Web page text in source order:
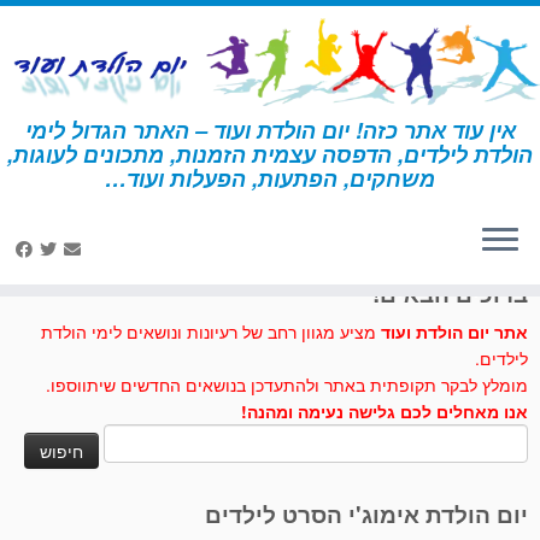
דלג
לתוכן
אין עוד אתר כזה! יום הולדת ועוד – האתר הגדול לימי
הולדת לילדים, הדפסה עצמית הזמנות, מתכונים לעוגות,
משחקים, הפתעות, הפעלות ועוד… דף הבית » אהילי נייר
ברוכים הבאים!
אתר יום הולדת ועוד מציע מגוון רחב של רעיונות ונושאים לימי הולדת
לילדים.
מומלץ לבקר תקופתית באתר ולהתעדכן בנושאים החדשים שיתווספו.
אנו מאחלים לכם גלישה נעימה ומהנה!
יום הולדת אימוג'י הסרט לילדים